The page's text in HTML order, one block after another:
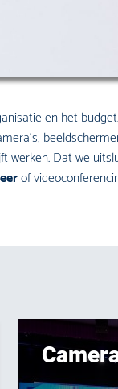
en het
werken. Dat we
of